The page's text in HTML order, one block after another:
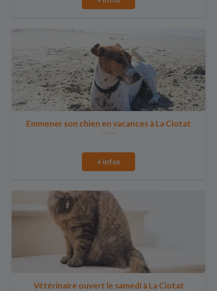
Emmener son chien en vacances à La Ciotat
+ infos
Vétérinaire ouvert le samedi à La Ciotat